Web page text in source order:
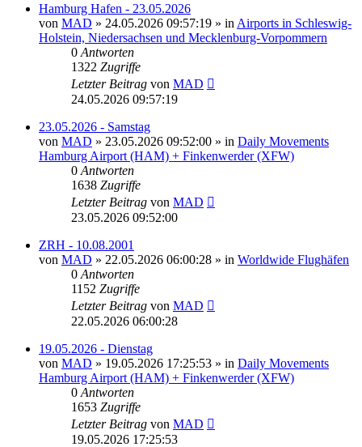
Hamburg Hafen - 23.05.2026
von MAD » 24.05.2026 09:57:19 » in Airports in Schleswig-
Holstein, Niedersachsen und Mecklenburg-Vorpommern
0 Antworten
1322 Zugriffe
Letzter Beitrag von MAD
24.05.2026 09:57:19
23.05.2026 - Samstag
von MAD » 23.05.2026 09:52:00 » in Daily Movements
Hamburg Airport (HAM) + Finkenwerder (XFW)
0 Antworten
1638 Zugriffe
Letzter Beitrag von MAD
23.05.2026 09:52:00
ZRH - 10.08.2001
von MAD » 22.05.2026 06:00:28 » in Worldwide Flughäfen
0 Antworten
1152 Zugriffe
Letzter Beitrag von MAD
22.05.2026 06:00:28
19.05.2026 - Dienstag
von MAD » 19.05.2026 17:25:53 » in Daily Movements
Hamburg Airport (HAM) + Finkenwerder (XFW)
0 Antworten
1653 Zugriffe
Letzter Beitrag von MAD
19.05.2026 17:25:53